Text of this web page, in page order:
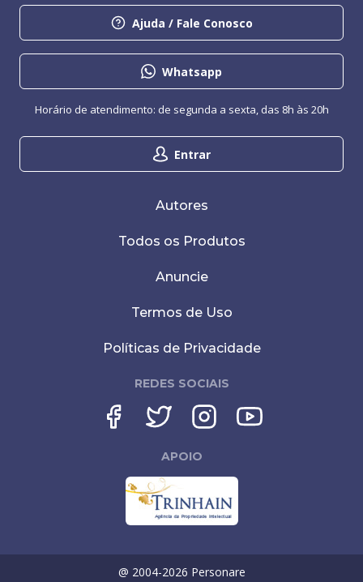
Ajuda / Fale Conosco
Whatsapp
Entrar
Horário de atendimento: de segunda a sexta, das 8h às 20h
Autores
Todos os Produtos
Anuncie
Termos de Uso
Políticas de Privacidade
REDES SOCIAIS
APOIO
@ 2004-2026 Personare